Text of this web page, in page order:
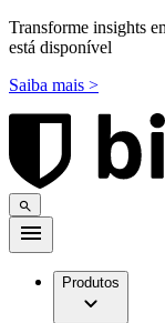
Transforme insights
está disponível
Saiba mais >
Produtos